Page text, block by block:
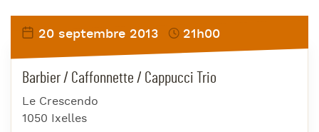
20 septembre 2013 21h00
Barbier / Caffonnette / Cappucci Trio
Le Crescendo
1050 Ixelles